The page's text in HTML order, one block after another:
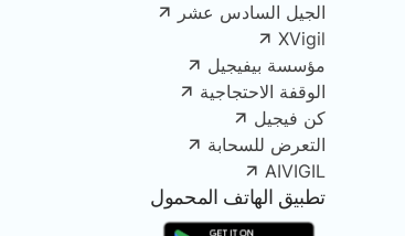
الجيل السادس عشر
XVigil
مؤسسة بيفيجيل
الوقفة الاحتجاجية
كن فيجيل
التعرض للسحابة
AIVIGIL
تطبيق الهاتف المحمول